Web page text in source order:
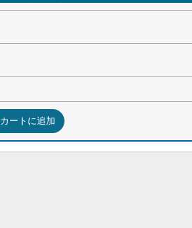
カートに追加